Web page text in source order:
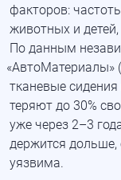
факторов:
животных и
По данным
«АвтоМатериалы»
тканевые
теряют до 30%
уже через 2–3
держится дольше,
уязвима.